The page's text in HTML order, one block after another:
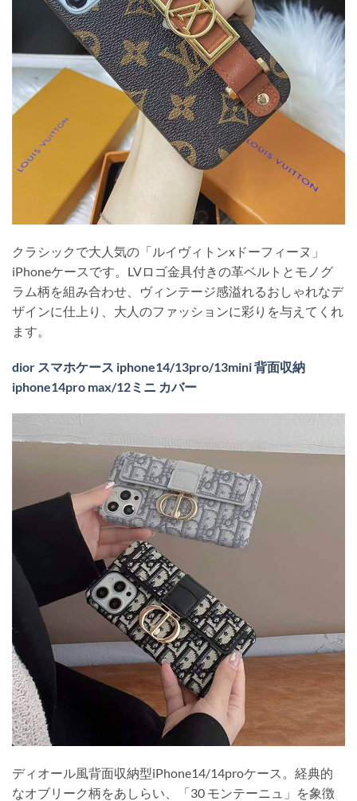
クラシックで大人気の「ルイヴィトンxドーフィーヌ」
iPhoneケースです。LVロゴ金具付きの革ベルトとモノグ
ラム柄を組み合わせ、ヴィンテージ感溢れるおしゃれなデ
ザインに仕上り、大人のファッションに彩りを与えてくれ
ます。
dior スマホケース iphone14/13pro/13mini 背面収納
iphone14pro max/12ミニ カバー
ディオール風背面収納型iPhone14/14proケース。経典的
なオブリーク柄をあしらい、「30 モンテーニュ」を象徴